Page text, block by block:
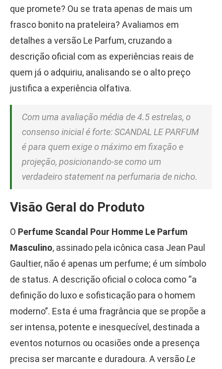
que promete? Ou se trata apenas de mais um
frasco bonito na prateleira? Avaliamos em
detalhes a versão Le Parfum, cruzando a
descrição oficial com as experiências reais de
quem já o adquiriu, analisando se o alto preço
justifica a experiência olfativa.
Com uma avaliação média de 4.5 estrelas, o
consenso inicial é forte: SCANDAL LE PARFUM
é para quem exige o máximo em fixação e
projeção, posicionando-se como um
verdadeiro statementna perfumaria de nicho.
Visão Geral do Produto
O Perfume Scandal Pour Homme Le Parfum
Masculino, assinado pela icônica casa Jean Paul
Gaultier, não é apenas um perfume; é um símbolo
de status. A descrição oficial o coloca como “a
definição do luxo e sofisticação para o homem
moderno”. Esta é uma fragrância que se propõe a
ser intensa, potente e inesquecível, destinada a
eventos noturnos ou ocasiões onde a presença
precisa ser marcante e duradoura. A versãoLe